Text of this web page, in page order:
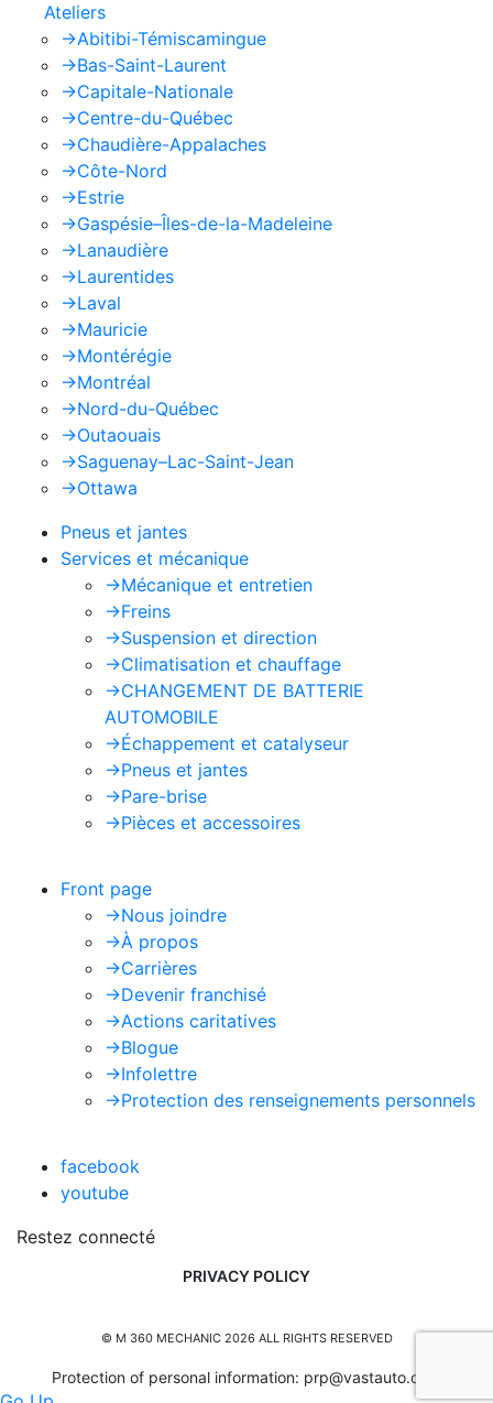
Ateliers
->Abitibi-Témiscamingue
->Bas-Saint-Laurent
->Capitale-Nationale
->Centre-du-Québec
->Chaudière-Appalaches
->Côte-Nord
->Estrie
->Gaspésie–Îles-de-la-Madeleine
->Lanaudière
->Laurentides
->Laval
->Mauricie
->Montérégie
->Montréal
->Nord-du-Québec
->Outaouais
->Saguenay–Lac-Saint-Jean
->Ottawa
Pneus et jantes
Services et mécanique
->Mécanique et entretien
->Freins
->Suspension et direction
->Climatisation et chauffage
->CHANGEMENT DE BATTERIE
AUTOMOBILE
->Échappement et catalyseur
->Pneus et jantes
->Pare-brise
->Pièces et accessoires
Front page
->Nous joindre
->À propos
->Carrières
->Devenir franchisé
->Actions caritatives
->Blogue
->Infolettre
->Protection des renseignements personnels
facebook
youtube
Restez connecté
PRIVACY POLICY
© M 360 MECHANIC 2026 ALL RIGHTS RESERVED
Protection of personal information: prp@vastauto.com